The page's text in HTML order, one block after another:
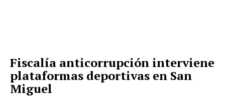
Fiscalía anticorrupción interviene
plataformas deportivas en San
Miguel